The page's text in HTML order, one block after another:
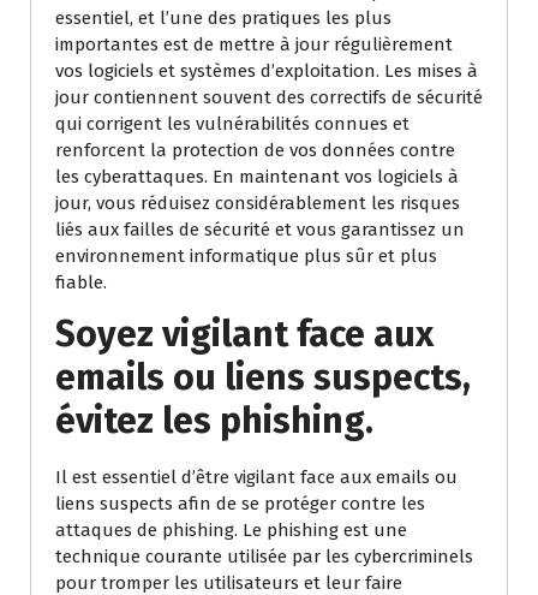
essentiel, et l’une des pratiques les plus
importantes est de mettre à jour régulièrement
vos logiciels et systèmes d’exploitation. Les mises à
jour contiennent souvent des correctifs de sécurité
qui corrigent les vulnérabilités connues et
renforcent la protection de vos données contre
les cyberattaques. En maintenant vos logiciels à
jour, vous réduisez considérablement les risques
liés aux failles de sécurité et vous garantissez un
environnement informatique plus sûr et plus
fiable.
Soyez vigilant face aux
emails ou liens suspects,
évitez les phishing.
Il est essentiel d’être vigilant face aux emails ou
liens suspects afin de se protéger contre les
attaques de phishing. Le phishing est une
technique courante utilisée par les cybercriminels
pour tromper les utilisateurs et leur faire